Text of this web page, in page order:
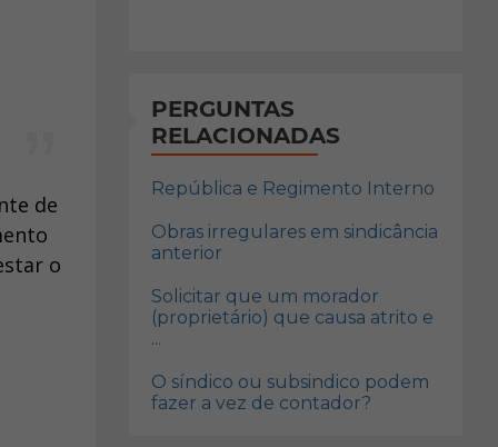
de
o
PERGUNTAS
RELACIONADAS
República e Regimento Interno
Obras irregulares em sindicância
anterior
Solicitar que um morador
(proprietário) que causa atrito e
...
O síndico ou subsindico podem
fazer a vez de contador?